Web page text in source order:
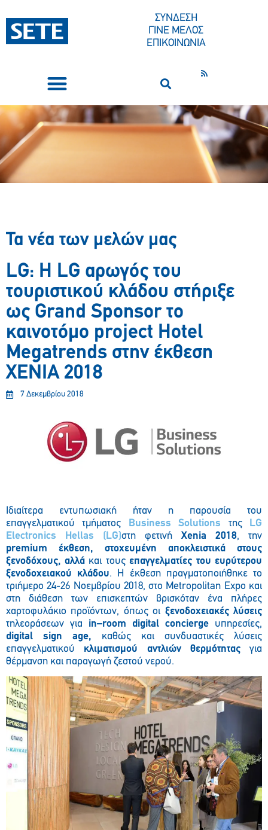
ΣΥΝΔΕΣΗ
ΓΙΝΕ ΜΕΛΟΣ
ΕΠΙΚΟΙΝΩΝΙΑ
Τα νέα των μελών μας
LG: Η LG αρωγός του
τουριστικού κλάδου στήριξε
ως Grand Sponsor το
καινοτόμο project Hotel
Megatrends στην έκθεση
XENIA 2018
7 Δεκεμβρίου 2018
Ιδιαίτερα εντυπωσιακή ήταν η παρουσία του
επαγγελματικού τμήματος
Business Solutions της
LG
Electronics Hellas (LG)στη φετινήXenia 2018, την
premium έκθεση, στοχευμένη αποκλειστικά στους
ξενοδόχους, αλλά και τουςεπαγγελματίες του ευρύτερου
ξενοδοχειακού κλάδου. Η έκθεση πραγματοποιήθηκε το
τριήμερο 24-26 Νοεμβρίου 2018, στο Metropolitan Expo και
στη διάθεση των επισκεπτών βρισκόταν ένα πλήρες
χαρτοφυλάκιο προϊόντων, όπως οι ξενοδοχειακές λύσεις
τηλεοράσεων για in–room digital concierge υπηρεσίες,
digitalsign age, καθώς και συνδυαστικές λύσεις
επαγγελματικού κλιματισμού αντλιών θερμότητας για
θέρμανση και παραγωγή ζεστού νερού.